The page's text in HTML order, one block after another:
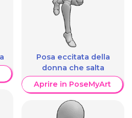
Posa eccitata della
donna che salta
Aprire in PoseMyArt